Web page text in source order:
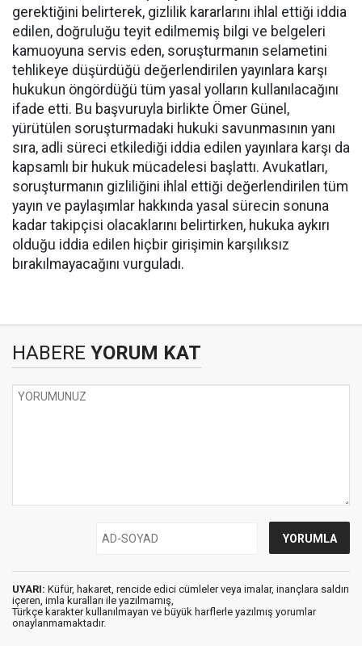
gerektiğini belirterek, gizlilik kararlarını ihlal ettiği iddia
edilen, doğruluğu teyit edilmemiş bilgi ve belgeleri
kamuoyuna servis eden, soruşturmanın selametini
tehlikeye düşürdüğü değerlendirilen yayınlara karşı
hukukun öngördüğü tüm yasal yolların kullanılacağını
ifade etti. Bu başvuruyla birlikte Ömer Günel,
yürütülen soruşturmadaki hukuki savunmasının yanı
sıra, adli süreci etkilediği iddia edilen yayınlara karşı da
kapsamlı bir hukuk mücadelesi başlattı. Avukatları,
soruşturmanın gizliliğini ihlal ettiği değerlendirilen tüm
yayın ve paylaşımlar hakkında yasal sürecin sonuna
kadar takipçisi olacaklarını belirtirken, hukuka aykırı
olduğu iddia edilen hiçbir girişimin karşılıksız
bırakılmayacağını vurguladı.
HABERE YORUM KAT
UYARI: Küfür, hakaret, rencide edici cümleler veya imalar, inançlara saldırı
içeren, imla kuralları ile yazılmamış,
Türkçe karakter kullanılmayan ve büyük harflerle yazılmış yorumlar
onaylanmamaktadır.